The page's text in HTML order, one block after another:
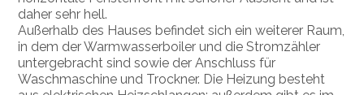
daher sehr hell.
Außerhalb des Hauses befindet sich ein weiterer Raum,
in dem der Warmwasserboiler und die Stromzähler
untergebracht sind sowie der Anschluss für
Waschmaschine und Trockner. Die Heizung besteht